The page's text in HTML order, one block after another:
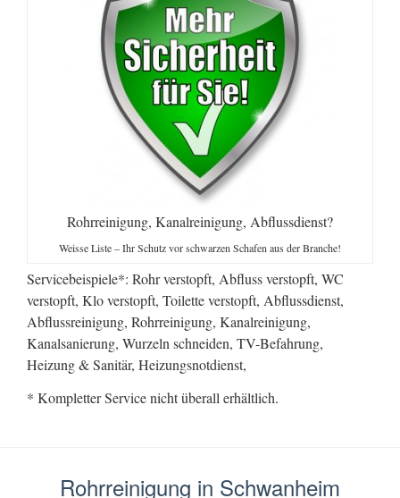
Rohrreinigung, Kanalreinigung, Abflussdienst?
Weisse Liste – Ihr Schutz vor schwarzen Schafen aus der Branche!
Servicebeispiele*: Rohr verstopft, Abfluss verstopft, WC
verstopft, Klo verstopft, Toilette verstopft, Abflussdienst,
Abflussreinigung, Rohrreinigung, Kanalreinigung,
Kanalsanierung, Wurzeln schneiden, TV-Befahrung,
Heizung & Sanitär, Heizungsnotdienst,
* Kompletter Service nicht überall erhältlich.
Rohrreinigung in Schwanheim